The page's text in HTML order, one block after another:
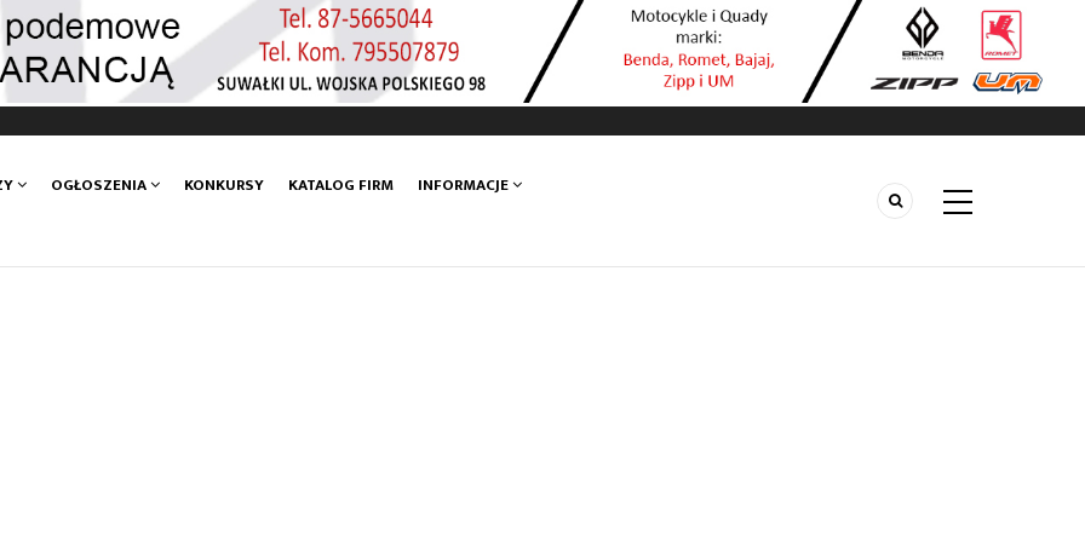
OGŁOSZENIA KONKURSY KATALOG FIRM INFORMACJE